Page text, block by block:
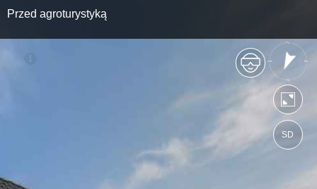
Przed agroturystyką
SD